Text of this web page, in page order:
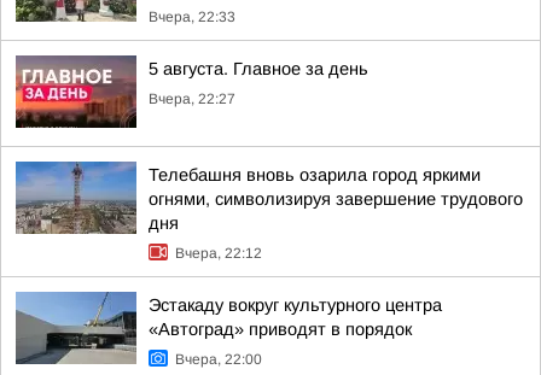
Вчера, 22:33
5 августа. Главное за день
Вчера, 22:27
Телебашня вновь озарила город яркими
огнями, символизируя завершение трудового
дня
Вчера, 22:12
Эстакаду вокруг культурного центра
«Автоград» приводят в порядок
Вчера, 22:00